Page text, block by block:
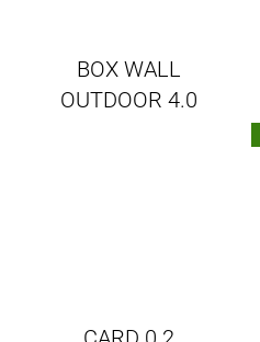
BOX WALL
OUTDOOR 4.0